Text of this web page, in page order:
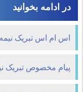
در ادامه بخوانید
اس ام اس تبریک
پیام مخصوص تبریک